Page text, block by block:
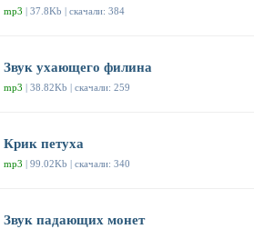
mp3 | 37.8Kb | скачали: 384
Звук ухающего филина
mp3 | 38.82Kb | скачали: 259
Крик петуха
mp3 | 99.02Kb | скачали: 340
Звук падающих монет